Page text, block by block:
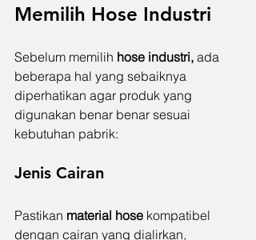
Memilih Hose Industri
Sebelum memilih hose industri, ada
beberapa hal yang sebaiknya
diperhatikan agar produk yang
digunakan benar benar sesuai
kebutuhan pabrik:
Jenis Cairan
Pastikan material hose kompatibel
dengan cairan yang dialirkan,